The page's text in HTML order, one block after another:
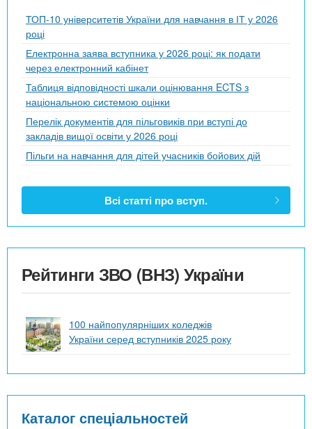
ТОП-10 університетів України для навчання в ІТ у 2026
році
Електронна заява вступника у 2026 році: як подати
через електронний кабінет
Таблиця відповідності шкали оцінювання ECTS з
національною системою оцінки
Перелік документів для пільговиків при вступі до
закладів вищої освіти у 2026 році
Пільги на навчання для дітей учасників бойових дій
Всі статті про вступ.
Рейтинги ЗВО (ВНЗ) України
100 найпопулярніших коледжів
України серед вступників 2025 року
Каталог спеціальностей